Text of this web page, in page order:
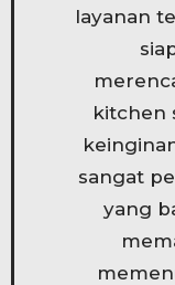
layanan
kitchen
sangat
yang